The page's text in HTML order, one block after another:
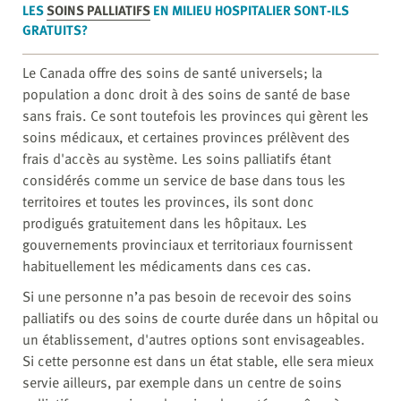
LESSOINS PALLIATIFSEN MILIEU HOSPITALIER SONT-ILS
GRATUITS?
Le Canada offre des soins de santé universels; la
population a donc droit à des soins de santé de base
sans frais. Ce sont toutefois les provinces qui gèrent les
soins médicaux, et certaines provinces prélèvent des
frais d'accès au système. Les soins palliatifs étant
considérés comme un service de base dans tous les
territoires et toutes les provinces, ils sont donc
prodigués gratuitement dans les hôpitaux. Les
gouvernements provinciaux et territoriaux fournissent
habituellement les médicaments dans ces cas.
Si une personne n’a pas besoin de recevoir des soins
palliatifs ou des soins de courte durée dans un hôpital ou
un établissement, d'autres options sont envisageables.
Si cette personne est dans un état stable, elle sera mieux
servie ailleurs, par exemple dans un centre de soins